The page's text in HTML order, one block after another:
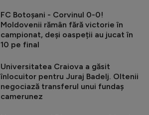
FC Botoșani - Corvinul 0-0!
Moldovenii rămân fără victorie în
campionat, deși oaspeții au jucat în
10 pe final
Universitatea Craiova a găsit
înlocuitor pentru Juraj Badelj. Oltenii
negociază transferul unui fundaș
camerunez